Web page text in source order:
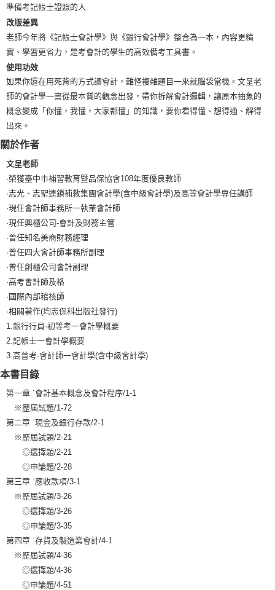
準備考記帳士證照的人
改版差異
老師今年將《記帳士會計學》與《銀行會計學》整合為一本，內容更精
實、學習更省力，是考會計的學生的高效備考工具書。
使用功效
如果你還在用死背的方式讀會計，難怪複雜題目一來就腦袋當機。文呈老
師的會計學一書從最本質的觀念出發，帶你拆解會計邏輯，讓原本抽象的
概念變成「你懂，我懂，大家都懂」的知識，要你看得懂、想得通、解得
出來。
關於作者
文呈老師
·榮獲臺中市補習教育曁品保協會108年度優良教師
·志光、志聖連鎖補教集團會計學(含中級會計學)及高等會計學專任講師
·現任會計師事務所一執業會計師
·現任興櫃公司-會計及財務主管
·曾任知名美商財務經理
·曾任四大會計師事務所副理
·曾任創櫃公司會計副理
·高考會計師及格
·國際內部稽核師
·相關著作(均志保科出版社發行)
1.銀行行員·初等考一會計學概要
2.記帳士一會計學概要
3.高普考·會計師一會計學(含中級會計學)
本書目錄
第一章 ˙會計基本概念及會計程序/1-1
※歷屆試題/1-72
第二章 ˙現金及銀行存款/2-1
※歷屆試題/2-21
◎選擇題/2-21
◎申論題/2-28
第三章 ˙應收款項/3-1
※歷屆試題/3-26
◎選擇題/3-26
◎申論題/3-35
第四章 ˙存貨及製造業會計/4-1
※歷屆試題/4-36
◎選擇題/4-36
◎申論題/4-51